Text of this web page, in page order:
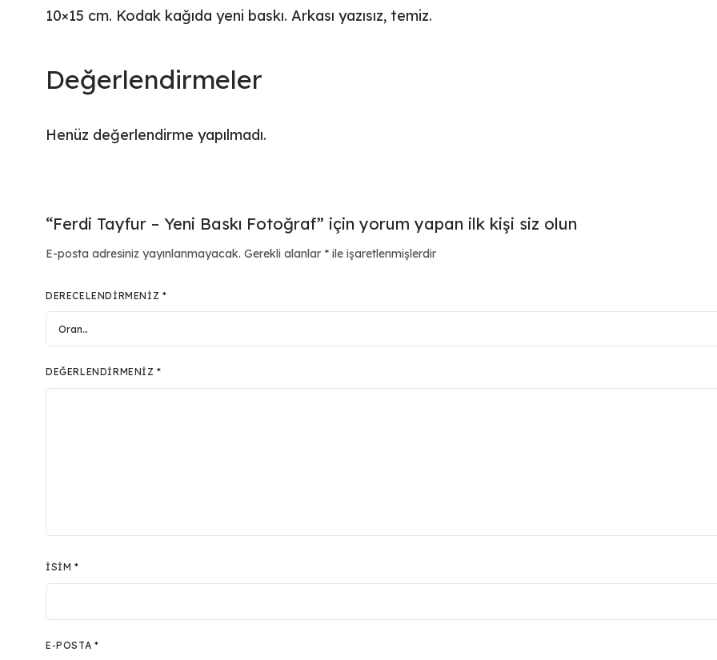
10×15 cm. Kodak kağıda yeni baskı. Arkası yazısız, temiz.
Değerlendirmeler
Henüz değerlendirme yapılmadı.
“Ferdi Tayfur – Yeni Baskı Fotoğraf” için yorum yapan ilk kişi siz olun
E-posta adresiniz yayınlanmayacak. Gerekli alanlar * ile işaretlenmişlerdir
DERECELENDIRMENIZ *
DEĞERLENDIRMENIZ*
İSIM*
E-POSTA *